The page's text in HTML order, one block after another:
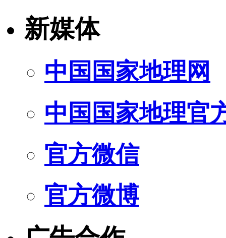
新媒体
中国国家地理网
中国国家地理官
官方微信
官方微博